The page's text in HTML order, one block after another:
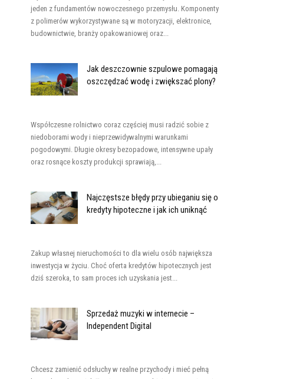
jeden z fundamentów nowoczesnego przemysłu. Komponenty
z polimerów wykorzystywane są w motoryzacji, elektronice,
budownictwie, branży opakowaniowej oraz...
Jak deszczownie szpulowe pomagają
oszczędzać wodę i zwiększać plony?
Współczesne rolnictwo coraz częściej musi radzić sobie z
niedoborami wody i nieprzewidywalnymi warunkami
pogodowymi. Długie okresy bezopadowe, intensywne upały
oraz rosnące koszty produkcji sprawiają,...
Najczęstsze błędy przy ubieganiu się o
kredyty hipoteczne i jak ich uniknąć
Zakup własnej nieruchomości to dla wielu osób największa
inwestycja w życiu. Choć oferta kredytów hipotecznych jest
dziś szeroka, to sam proces ich uzyskania jest...
Sprzedaż muzyki w internecie –
Independent Digital
Chcesz zamienić odsłuchy w realne przychody i mieć pełną